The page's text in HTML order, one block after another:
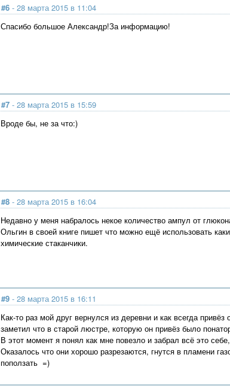
#6- 28 марта 2015 в 11:04
Спасибо большое Александр!За информацию!
#7- 28 марта 2015 в 15:59
Вроде бы, не за что:)
#8- 28 марта 2015 в 16:04
Недавно у меня набралось некое количество ампул от
Ольгин в своей книге пишет что можно ещё использовать
химические стаканчики.
#9- 28 марта 2015 в 16:11
Как-то раз мой друг вернулся из деревни и как всегда
заметил что в старой люстре, которую он привёз было
В этот момент я понял как мне повезло и забрал всё это
Оказалось что они хорошо разрезаются, гнутся в пламени
поползать =)